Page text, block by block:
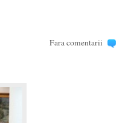
Fara comentarii